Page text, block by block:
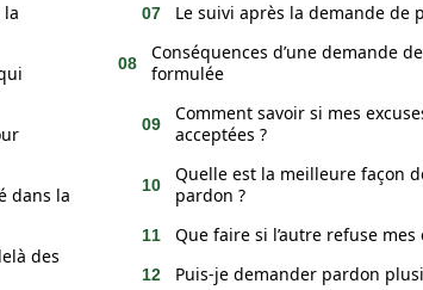
la
dans la
des
Le suivi après la demande de
Conséquences d’une demande
formulée
Comment savoir si mes
acceptées ?
Quelle est la meilleure façon
pardon ?
Que faire si l’autre refuse mes
Puis-je demander pardon